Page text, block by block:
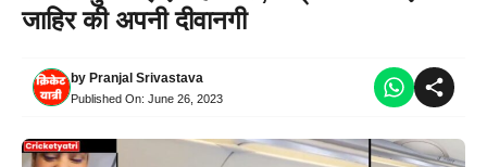
जाहिर की अपनी दीवानगी
by Pranjal Srivastava
Published On: June 26, 2023